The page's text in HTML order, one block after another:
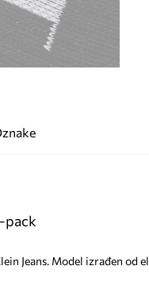
pack
Jeans. Model izrađen od